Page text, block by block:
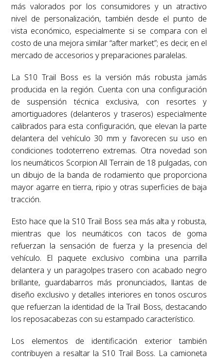
más valorados por los consumidores y un atractivo
nivel de personalización, también desde el punto de
vista económico, especialmente si se compara con el
costo de una mejora similar “after market”; es decir, en el
mercado de accesorios y preparaciones paralelas.
La S10 Trail Boss es la versión más robusta jamás
producida en la región. Cuenta con una configuración
de suspensión técnica exclusiva, con resortes y
amortiguadores (delanteros y traseros) especialmente
calibrados para esta configuración, que elevan la parte
delantera del vehículo 30 mm y favorecen su uso en
condiciones todoterreno extremas. Otra novedad son
los neumáticos Scorpion All Terrain de 18 pulgadas, con
un dibujo de la banda de rodamiento que proporciona
mayor agarre en tierra, ripio y otras superficies de baja
tracción.
Esto hace que la S10 Trail Boss sea más alta y robusta,
mientras que los neumáticos con tacos de goma
refuerzan la sensación de fuerza y la presencia del
vehículo. El paquete exclusivo combina una parrilla
delantera y un paragolpes trasero con acabado negro
brillante, guardabarros más pronunciados, llantas de
diseño exclusivo y detalles interiores en tonos oscuros
que refuerzan la identidad de la Trail Boss, destacando
los reposacabezas con su estampado característico.
Los elementos de identificación exterior también
contribuyen a resaltar la S10 Trail Boss. La camioneta